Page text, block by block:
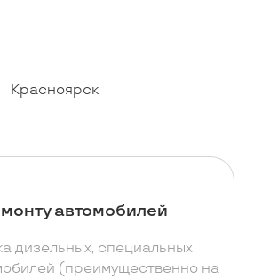
Красноярск
автомобилей
дизельных, специальных
(преимущественно на